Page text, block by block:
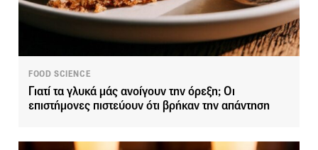
FOOD SCIENCE
Γιατί τα γλυκά μάς ανοίγουν την όρεξη; Οι
επιστήμονες πιστεύουν ότι βρήκαν την απάντηση